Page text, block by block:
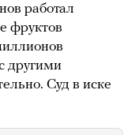
работал
фруктов
другими
Суд в иске